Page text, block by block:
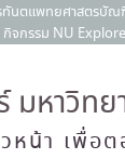
ทันตแพทยศาสตรบัณ
จกรรม NU
รรมป้องกัน สาขาวิชา
ะเทศไทย วาระ พ.ศ.
มื่อวันที่ 4 สิงหาคม
หาวิทย
หน้า เพื่อ